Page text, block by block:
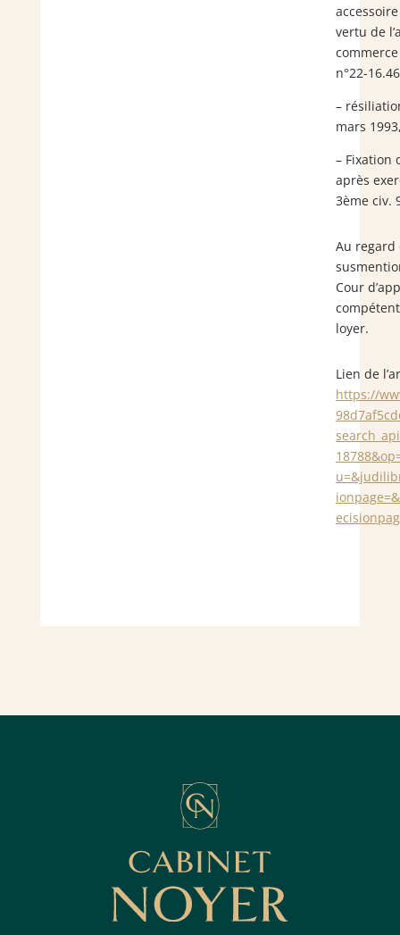
vertu de
n°22-
–
mars
– Fixation
après
3ème civ.
Au regard
Cour
loyer.
Lien de
https://